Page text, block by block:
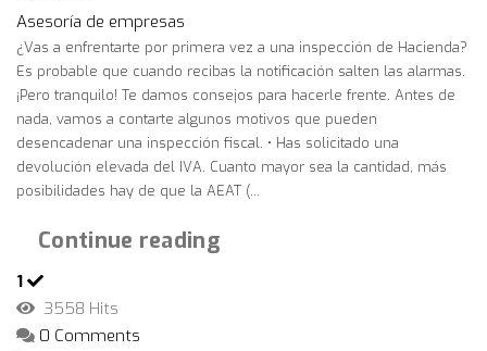
Asesoría de empresas
¿Vas a enfrentarte por primera vez a una inspección de Hacienda?
Es probable que cuando recibas la notificación salten las alarmas.
¡Pero tranquilo! Te damos consejos para hacerle frente. Antes de
nada, vamos a contarte algunos motivos que pueden
desencadenar una inspección fiscal. • Has solicitado una
devolución elevada del IVA. Cuanto mayor sea la cantidad, más
posibilidades hay de que la AEAT (...
Continue reading
1
3558 Hits
0 Comments